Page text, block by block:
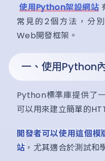
使用Python架設網站
常見的2個方法，分
Web開發框架。
一、使用Python
Python標準庫提供了
可以用來建立簡單的
開發者可以使用這個
站，尤其適合於測試和